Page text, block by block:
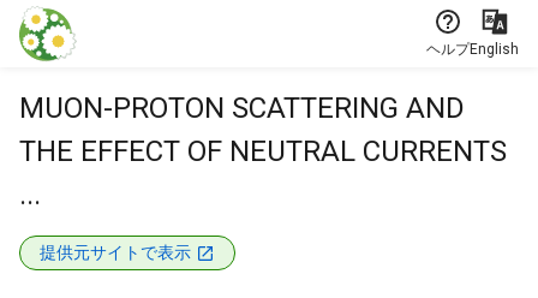
本文に飛ぶ
ヘルプEnglish
MUON-PROTON SCATTERING AND
THE EFFECT OF NEUTRAL CURRENTS
...
提供元サイトで表示